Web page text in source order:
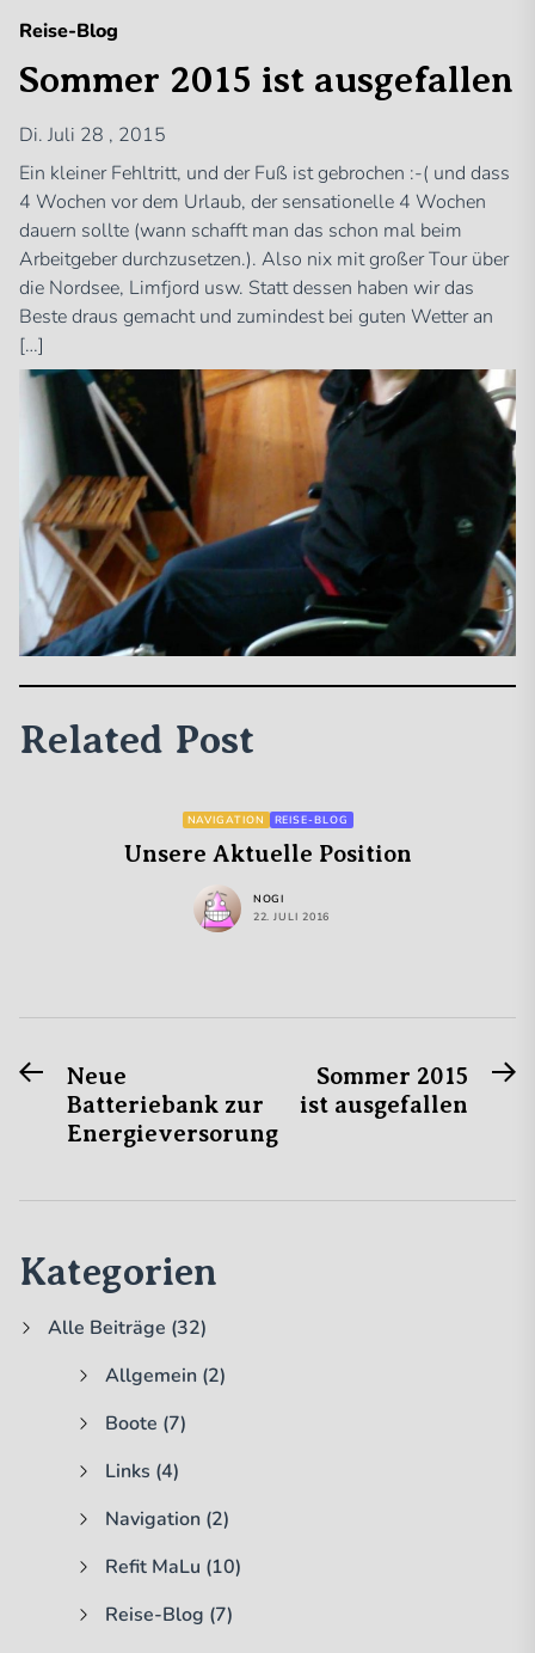
Reise-Blog
Sommer 2015 ist ausgefallen
Di. Juli 28 , 2015
Ein kleiner Fehltritt, und der Fuß ist gebrochen :-( und dass
4 Wochen vor dem Urlaub, der sensationelle 4 Wochen
dauern sollte (wann schafft man das schon mal beim
Arbeitgeber durchzusetzen.). Also nix mit großer Tour über
die Nordsee, Limfjord usw. Statt dessen haben wir das
Beste draus gemacht und zumindest bei guten Wetter an
[…]
Related Post
NAVIGATION REISE-BLOG
Unsere Aktuelle Position
NOGI
22. JULI 2016
Beitragsnavigation
PreviousNeue
Batteriebank zur
Energieversorung
Sommer 2015
ist ausgefallen
Kategorien
Alle Beiträge (32)
Allgemein (2)
Boote (7)
Links (4)
Navigation (2)
Refit MaLu (10)
Reise-Blog (7)